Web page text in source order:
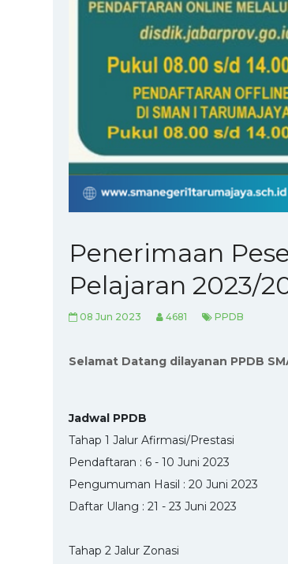
Penerimaan
Pelajaran 2023/
08 Jun 2023 4681 PPDB
Selamat Datang dilayanan PPDB
Jadwal PPDB
Tahap 1 Jalur Afirmasi/Prestasi
Pendaftaran : 6 - 10 Juni 2023
Pengumuman Hasil : 20 Juni 2023
Daftar Ulang : 21 - 23 Juni 2023
Tahap 2 Jalur Zonasi